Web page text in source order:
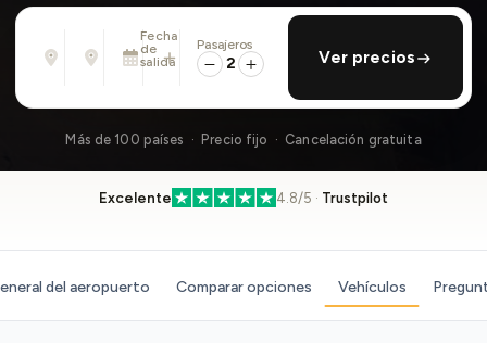
Desde
Dirección, aeropuerto, hotel, ...
Hasta
Dirección, aeropuerto, hotel, ...
Fecha
de
salida
Dom., 9 Ago. · 01:45 PM
añadir regreso
Pasajeros
2 Ver precios
Más de 100 países · Precio fijo · Cancelación gratuita
Excelente 4.8/5 · Trustpilot
del aeropuerto Comparar opciones Vehículos